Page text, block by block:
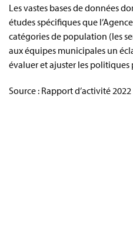
Les vastes bases de données
études spécifiques que
catégories de population (les
aux équipes municipales un
évaluer et ajuster les
Source : Rapport d’activité 2022